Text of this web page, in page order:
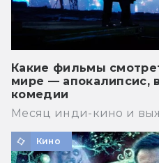
Какие фильмы
мире — апокалипсис,
комедии
Месяц инди-кино и
Кино